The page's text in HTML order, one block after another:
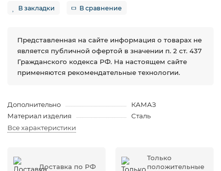
В закладки В сравнение
Представленная на сайте информация о товарах не
является публичной офертой в значении п. 2 ст. 437
Гражданского кодекса РФ. На настоящем сайте
применяются рекомендательные технологии.
Дополнительно
КАМАЗ
Материал изделия
Сталь
Все характеристики
Доставка по РФ
Только
положительные